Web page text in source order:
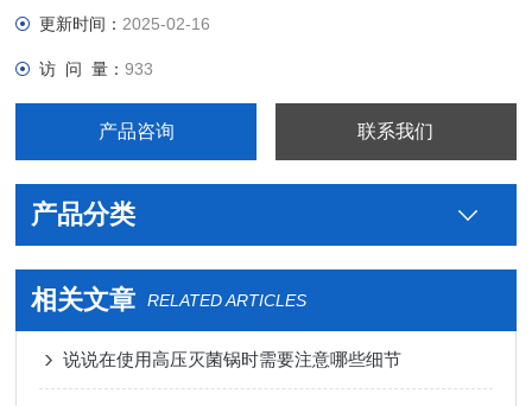
更新时间： 2025-02-16
访 问 量：933
产品咨询 联系我们
产品分类
相关文章 RELATED ARTICLES
说说在使用高压灭菌锅时需要注意哪些细节